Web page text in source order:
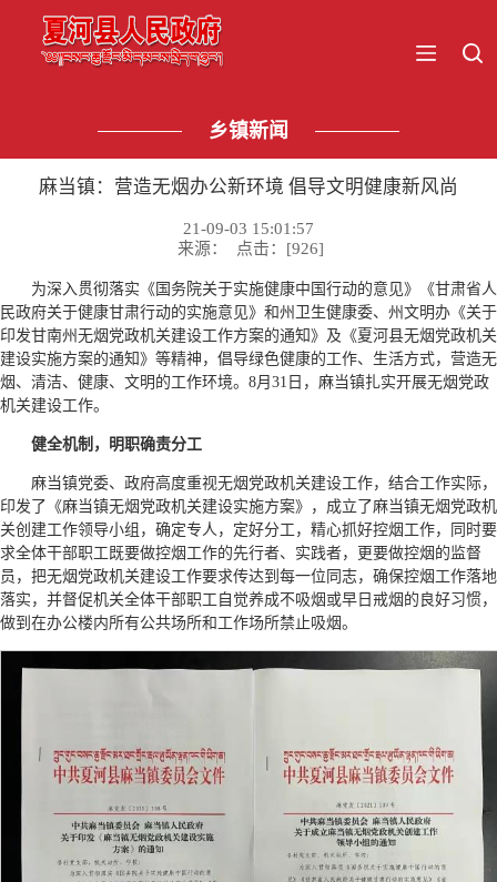
乡镇新闻
麻当镇：营造无烟办公新环境 倡导文明健康新风尚
21-09-03 15:01:57
来源： 点击：[926]
为深入贯彻落实《国务院关于实施健康中国行动的意见》《甘肃省人
民政府关于健康甘肃行动的实施意见》和州卫生健康委、州文明办《关于
印发甘南州无烟党政机关建设工作方案的通知》及《夏河县无烟党政机关
建设实施方案的通知》等精神，倡导绿色健康的工作、生活方式，营造无
烟、清洁、健康、文明的工作环境。8月31日，麻当镇扎实开展无烟党政
机关建设工作。
健全机制，明职确责分工
麻当镇党委、政府高度重视无烟党政机关建设工作，结合工作实际，
印发了《麻当镇无烟党政机关建设实施方案》，成立了麻当镇无烟党政机
关创建工作领导小组，确定专人，定好分工，精心抓好控烟工作，同时要
求全体干部职工既要做控烟工作的先行者、实践者，更要做控烟的监督
员，把无烟党政机关建设工作要求传达到每一位同志，确保控烟工作落地
落实，并督促机关全体干部职工自觉养成不吸烟或早日戒烟的良好习惯，
做到在办公楼内所有公共场所和工作场所禁止吸烟。